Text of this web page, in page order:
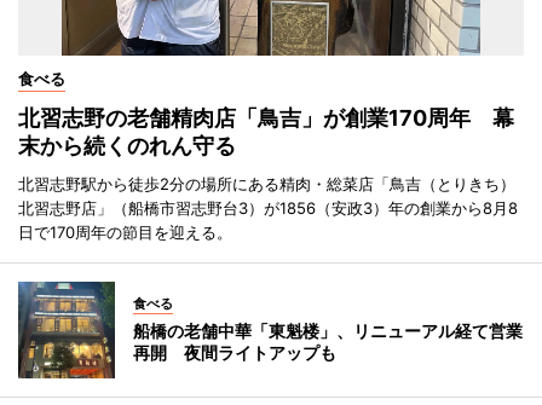
食べる
北習志野の老舗精肉店「鳥吉」が創業170周年 幕
末から続くのれん守る
北習志野駅から徒歩2分の場所にある精肉・総菜店「鳥吉（とりきち）
北習志野店」（船橋市習志野台3）が1856（安政3）年の創業から8月8
日で170周年の節目を迎える。
食べる
船橋の老舗中華「東魁楼」、リニューアル経て営業
再開 夜間ライトアップも